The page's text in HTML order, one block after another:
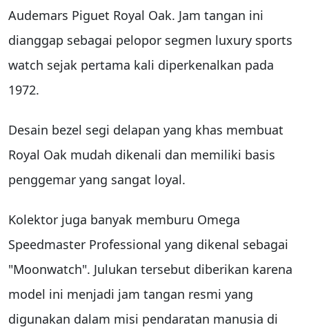
Audemars Piguet Royal Oak. Jam tangan ini
dianggap sebagai pelopor segmen luxury sports
watch sejak pertama kali diperkenalkan pada
1972.
Desain bezel segi delapan yang khas membuat
Royal Oak mudah dikenali dan memiliki basis
penggemar yang sangat loyal.
Kolektor juga banyak memburu Omega
Speedmaster Professional yang dikenal sebagai
"Moonwatch". Julukan tersebut diberikan karena
model ini menjadi jam tangan resmi yang
digunakan dalam misi pendaratan manusia di